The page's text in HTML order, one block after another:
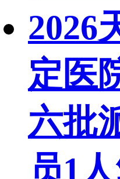
2026
定医
六批
员1